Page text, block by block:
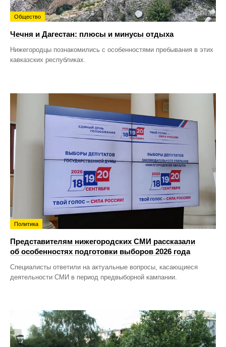
Общество
Чечня и Дагестан: плюсы и минусы отдыха
Нижегородцы познакомились с особенностями пребывания в этих
кавказских республиках.
Политика
Представителям нижегородских СМИ рассказали
об особенностях подготовки выборов 2026 года
Специалисты ответили на актуальные вопросы, касающиеся
деятельности СМИ в период предвыборной кампании.